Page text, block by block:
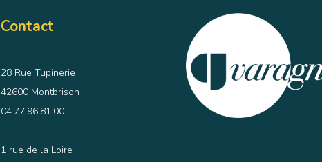
Contact
28 Rue Tupinerie
42600 Montbrison
04.77.96.81.00
1 rue de la Loire